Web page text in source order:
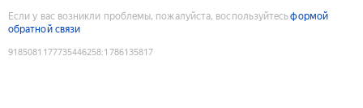
Если у вас возникли проблемы, пожалуйста, воспользуйтесьформой
обратной связи
9185081177735446258:1786135817